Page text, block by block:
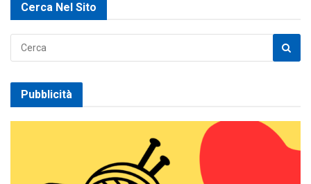
Cerca Nel Sito
Pubblicità